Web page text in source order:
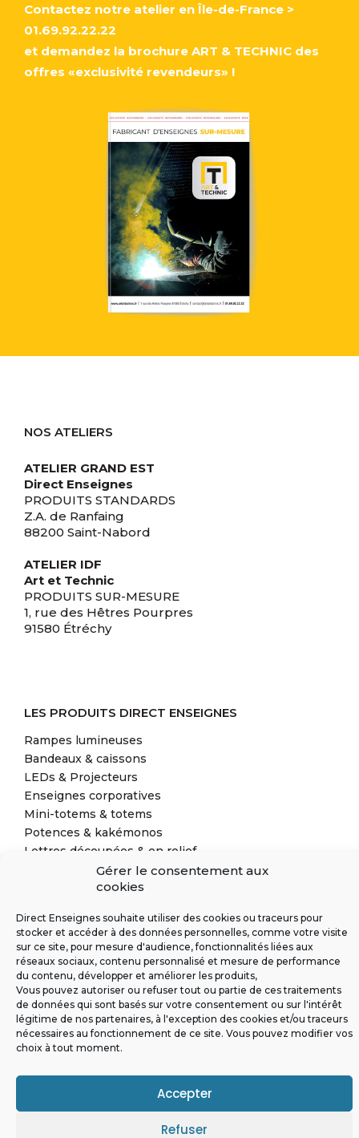
Gérer le consentement aux
cookies
Direct Enseignes souhaite utiliser des cookies ou traceurs pour
stocker et accéder à des données personnelles, comme votre visite
sur ce site, pour mesure d'audience, fonctionnalités liées aux
réseaux sociaux, contenu personnalisé et mesure de performance
du contenu, développer et améliorer les produits,
Vous pouvez autoriser ou refuser tout ou partie de ces traitements
de données qui sont basés sur votre consentement ou sur l'intérêt
légitime de nos partenaires, à l'exception des cookies et/ou traceurs
nécessaires au fonctionnement de ce site. Vous pouvez modifier vos
choix à tout moment.
Accepter
Refuser
Contactez notre atelier en Île-de-France >
01.69.92.22.22
et demandez la brochure ART & TECHNIC des
offres «exclusivité revendeurs» !
NOS ATELIERS
ATELIER GRAND EST
Direct Enseignes
PRODUITS STANDARDS
Z.A. de Ranfaing
88200 Saint-Nabord
ATELIER IDF
Art et Technic
PRODUITS SUR-MESURE
1, rue des Hêtres Pourpres
91580 Étréchy
LES PRODUITS DIRECT ENSEIGNES
Rampes lumineuses
Bandeaux & caissons
LEDs & Projecteurs
Enseignes corporatives
Mini-totems & totems
Potences & kakémonos
Lettres découpées & en relief
Solutions complémentaires
Mentions légales